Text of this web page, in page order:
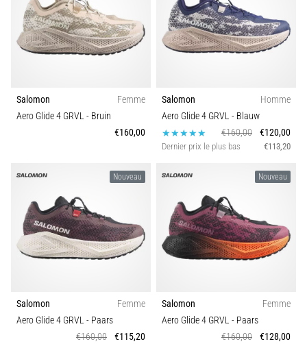
7 min. de lecture
Navette
Léger
c’est
comment
les
réaliser
le
shuttle
Modèle 1
Fonction
Types de chaussures
Type de parcours
Durabilité
Largeur de la chaussure
Salomon
Femme
Aero Glide 4 GRVL - Bruin
€160,00
Salomon
Homme
Aero Glide 4 GRVL - Blauw
€160,00
€120,00
Dernier prix le plus bas €113,20
Nouveau
Salomon
Femme
Aero Glide 4 GRVL - Paars
€160,00
€115,20
Nouveau
Salomon
Femme
Aero Glide 4 GRVL - Paars
€160,00
€128,00